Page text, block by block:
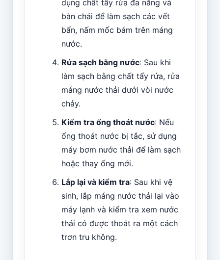
dụng chất tẩy rửa đa năng và
bàn chải để làm sạch các vết
bẩn, nấm mốc bám trên máng
nước.
Rửa sạch bằng nước: Sau khi
làm sạch bằng chất tẩy rửa, rửa
máng nước thải dưới vòi nước
chảy.
Kiểm tra ống thoát nước: Nếu
ống thoát nước bị tắc, sử dụng
máy bơm nước thải để làm sạch
hoặc thay ống mới.
Lắp lại và kiểm tra: Sau khi vệ
sinh, lắp máng nước thải lại vào
máy lạnh và kiểm tra xem nước
thải có được thoát ra một cách
trơn tru không.